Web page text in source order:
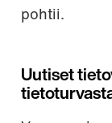
pohtii.
Uutiset